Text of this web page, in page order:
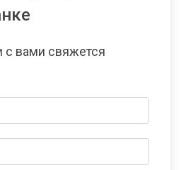
с вами свяжется